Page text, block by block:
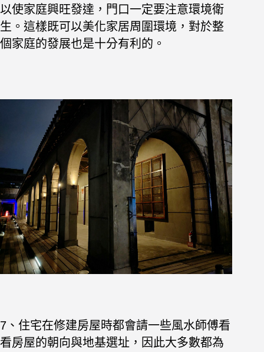
以使家庭興旺發達，門口一定要注意環境衛
生。這樣既可以美化家居周圍環境，對於整
個家庭的發展也是十分有利的。
7、住宅在修建房屋時都會請一些風水師傅看
看房屋的朝向與地基選址，因此大多數都為